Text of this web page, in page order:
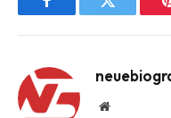
FacebookTwitter
Website